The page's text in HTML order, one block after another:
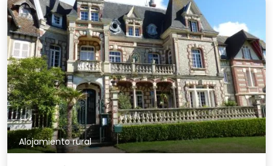
Alojamiento rural